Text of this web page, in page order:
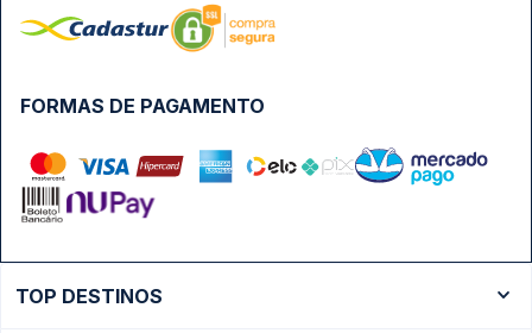
FORMAS DE PAGAMENTO
TOP DESTINOS